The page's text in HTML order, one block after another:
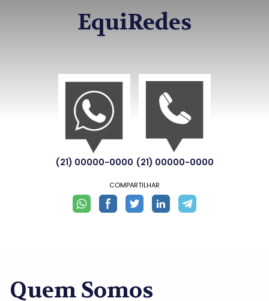
EquiRedes
(21) 00000-0000 (21) 00000-0000
COMPARTILHAR
Quem Somos